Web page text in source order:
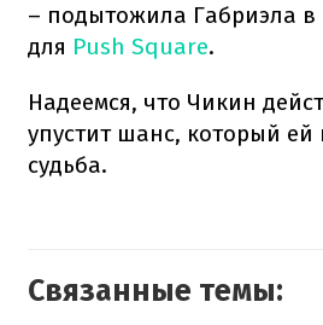
– подытожила Габриэла в
для Push Square.
Надеемся, что Чикин
упустит шанс, который ей
судьба.
Связанные темы: